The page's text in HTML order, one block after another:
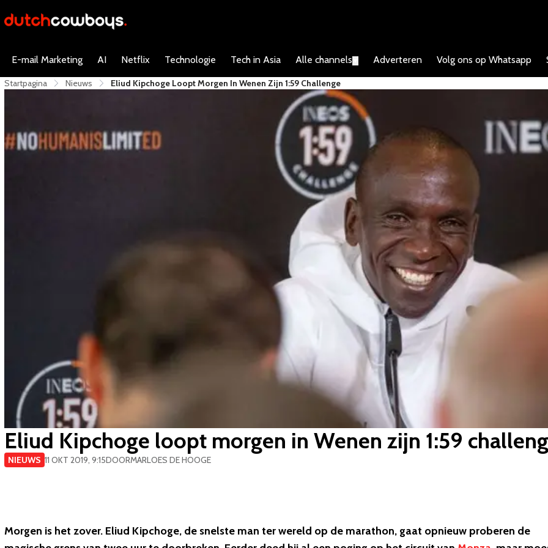
E-mail Marketing AI Netflix Technologie Tech in Asia Alle channels Adverteren Volg ons op Whatsapp
Startpagina Nieuws Eliud Kipchoge Loopt Morgen In Wenen Zijn 1:59 Challenge
Eliud Kipchoge loopt morgen in Wenen zijn 1:59
NIEUWS 11 OKT 2019, 9:15DOORMARLOES DE HOOGE
Morgen is het zover. Eliud Kipchoge, de snelste man ter wereld op de marathon, gaat opnieuw proberen de